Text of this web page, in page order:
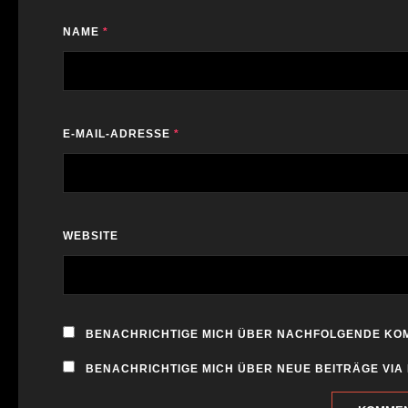
NAME *
E-MAIL-ADRESSE *
WEBSITE
BENACHRICHTIGE MICH ÜBER NACHFOLGENDE
BENACHRICHTIGE MICH ÜBER NEUE BEITRÄGE VIA